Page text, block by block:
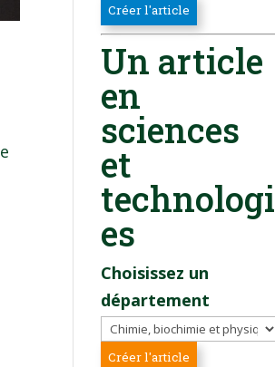
Un article
en
sciences
et
technologi
es
Choisissez un
département